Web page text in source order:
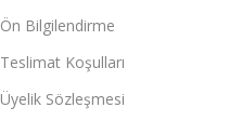
Ön Bilgilendirme
Teslimat Koşulları
Üyelik Sözleşmesi